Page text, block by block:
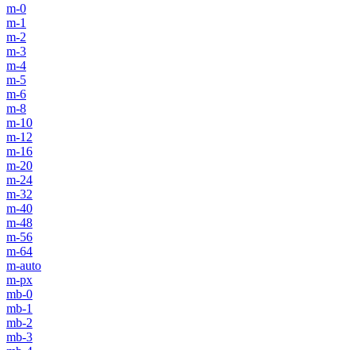
m-0
m-1
m-2
m-3
m-4
m-5
m-6
m-8
m-10
m-12
m-16
m-20
m-24
m-32
m-40
m-48
m-56
m-64
m-auto
m-px
mb-0
mb-1
mb-2
mb-3